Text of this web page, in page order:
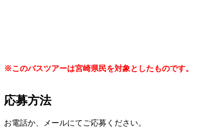
※このバスツアーは宮崎県民を対象としたものです。
応募方法
お電話か、メールにてご応募ください。